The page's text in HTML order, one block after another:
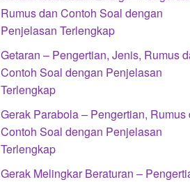
Rumus dan Contoh Soal dengan
Penjelasan Terlengkap
Getaran – Pengertian, Jenis, Rumus
Contoh Soal dengan Penjelasan
Terlengkap
Gerak Parabola – Pengertian, Rumus
Contoh Soal dengan Penjelasan
Terlengkap
Gerak Melingkar Beraturan –